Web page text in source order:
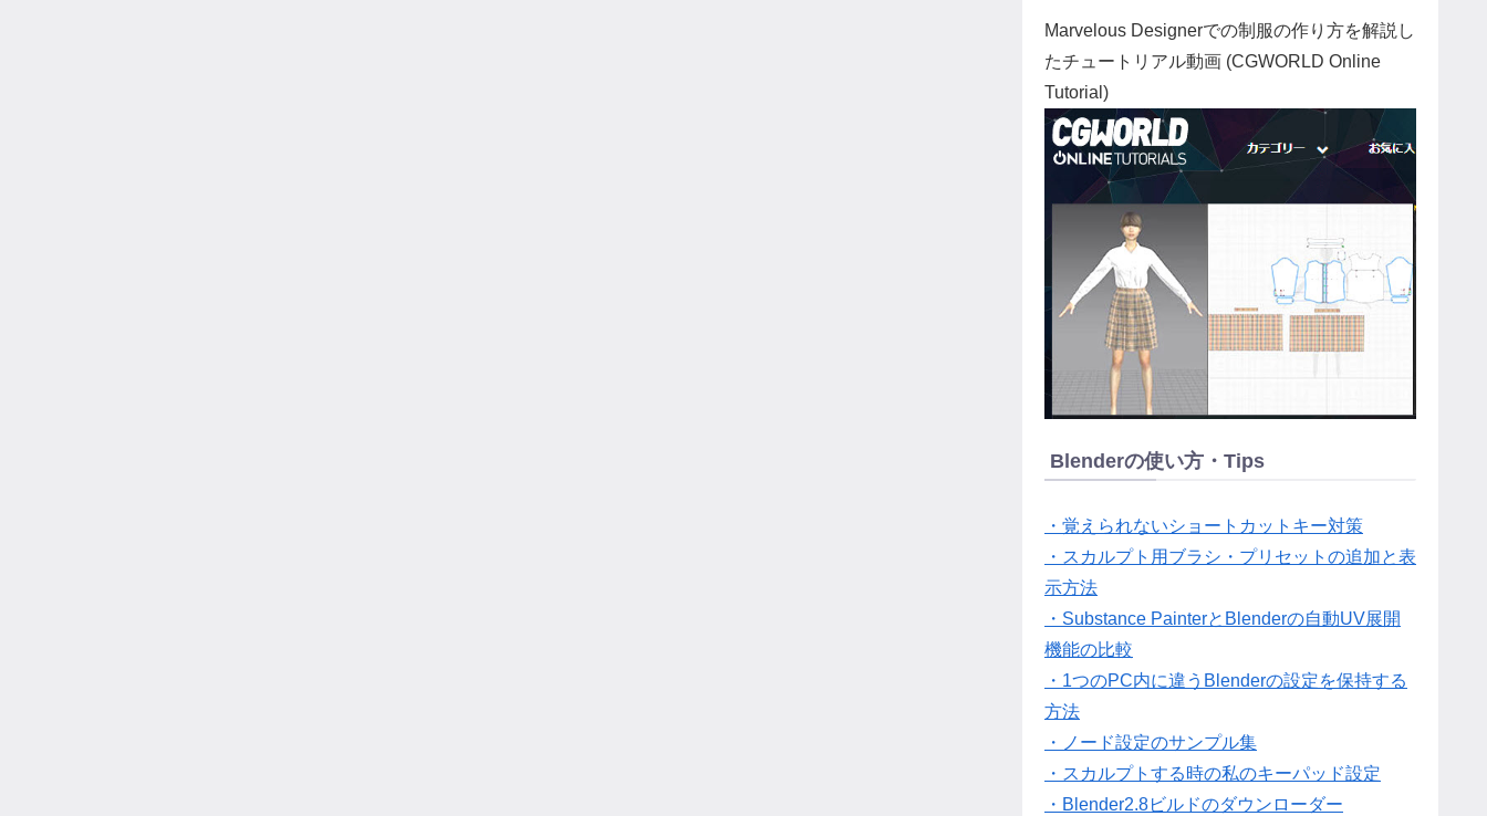
Marvelous Designerでの制服の作り方を解説し
たチュートリアル動画 (CGWORLD Online
Tutorial)
Blenderの使い方・Tips
・覚えられないショートカットキー対策
・スカルプト用ブラシ・プリセットの追加と表
示方法
・Substance PainterとBlenderの自動UV展開
機能の比較
・1つのPC内に違うBlenderの設定を保持する
方法
・ノード設定のサンプル集
・スカルプトする時の私のキーパッド設定
・Blender2.8ビルドのダウンローダー